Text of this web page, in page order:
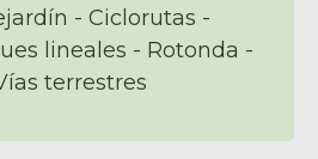
- Ciclorutas -
lineales - Rotonda -
terrestres